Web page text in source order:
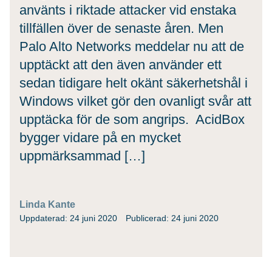
använts i riktade attacker vid enstaka
tillfällen över de senaste åren. Men
Palo Alto Networks meddelar nu att de
upptäckt att den även använder ett
sedan tidigare helt okänt säkerhetshål i
Windows vilket gör den ovanligt svår att
upptäcka för de som angrips. AcidBox
bygger vidare på en mycket
uppmärksammad […]
Linda Kante
Uppdaterad: 24 juni 2020 Publicerad: 24 juni 2020